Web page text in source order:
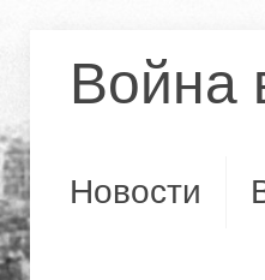
Война
Новости